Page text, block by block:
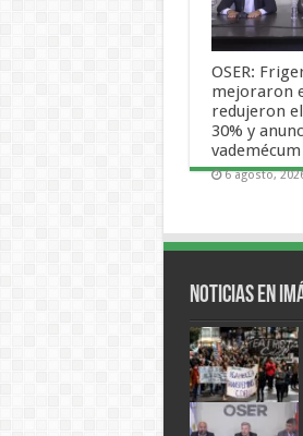
OSER:
mejoraron
redujeron
30% y
vademécum
6 agosto,
Noticias en